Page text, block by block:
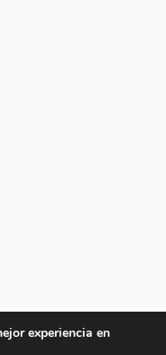
experiencia en